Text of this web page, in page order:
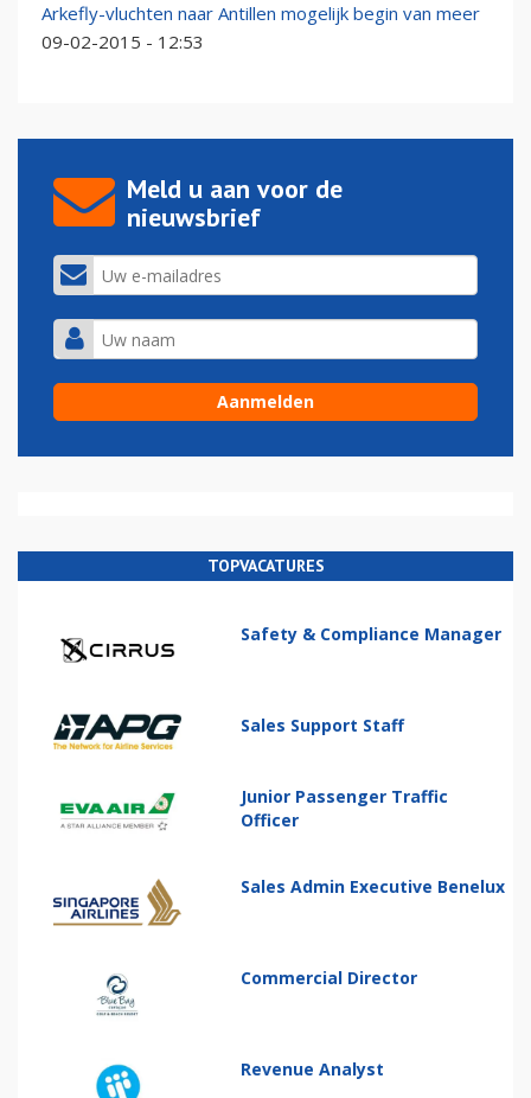
Arkefly-vluchten naar Antillen mogelijk begin van meer
09-02-2015 - 12:53
Meld u aan voor de
nieuwsbrief
TOPVACATURES
Safety & Compliance Manager
Sales Support Staff
Junior Passenger Traffic
Officer
Sales Admin Executive Benelux
Commercial Director
Revenue Analyst